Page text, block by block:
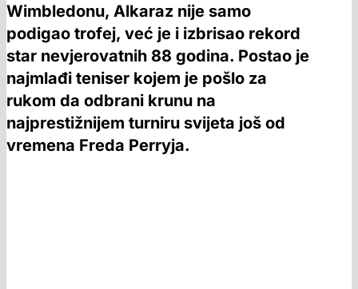
Wimbledonu, Alkaraz nije samo
podigao trofej, već je i izbrisao rekord
star nevjerovatnih 88 godina. Postao je
najmlađi teniser kojem je pošlo za
rukom da odbrani krunu na
najprestižnijem turniru svijeta još od
vremena Freda Perryja.